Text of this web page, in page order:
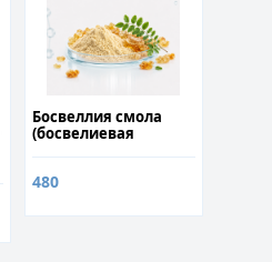
Босвеллия смола
(босвелиевая
480